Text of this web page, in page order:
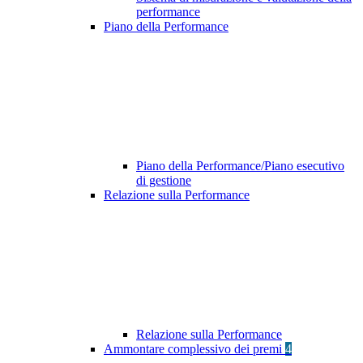
performance
Piano della Performance
Piano della Performance/Piano esecutivo
di gestione
Relazione sulla Performance
Relazione sulla Performance
Ammontare complessivo dei premi 4